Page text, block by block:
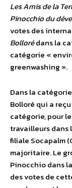
Les Amis de la
Pinocchio du
votes des
Bollorédans la
catégorie «
greenwashing ».
Dans la
Bolloré qui a
catégorie, pour
travailleurs dans
filiale Socapalm
majoritaire. Le
Pinocchio dans
des votes de